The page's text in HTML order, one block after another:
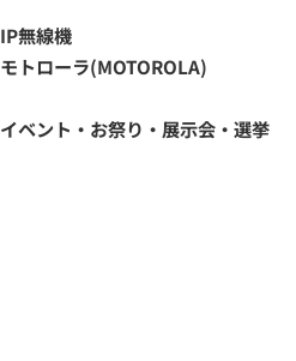
IP無線機
モトローラ(MOTOROLA)
イベント・お祭り・展示会・選挙